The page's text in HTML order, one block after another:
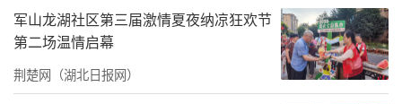
灾情况，就近协调灾区最短路径内的仓储、车
辆、物资，支持灾区做好基本生活救助，愿灾
区人民平安。
军山龙湖社区第三届激情夏夜纳凉狂欢节
第二场温情启幕
荆楚网（湖北日报网）